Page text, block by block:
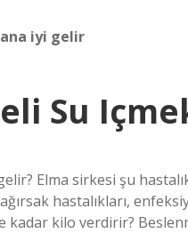
iyi gelir
Su
Elma sirkesi şu
hastalıkları,
kadar kilo verdirir?